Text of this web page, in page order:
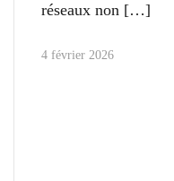
réseaux non
4 février 2026